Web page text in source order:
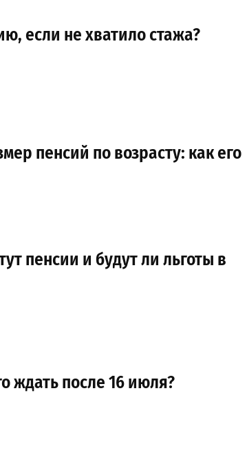
если не хватило стажа?
пенсий по возрасту: как его
пенсии и будут ли льготы в
ждать после 16 июля?